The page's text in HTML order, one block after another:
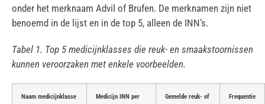
onder het merknaam Advil of Brufen. De merknamen zijn niet
benoemd in de lijst en in de top 5, alleen de INN’s.
Tabel 1. Top 5 medicijnklasses die reuk- en smaakstoornissen
kunnen veroorzaken met enkele voorbeelden.
Naam medicijnklasse
Medicijn INN per
Gemelde reuk- of
Frequentie